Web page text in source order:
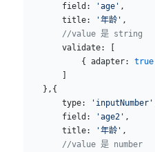
        field:
'age' ,
        title:
'年龄' ,
        //value 是 string
        validate: [
            { adapter:
true
        ]
    },{
        type:
'inputNumber'
        field:
'age2' ,
        title:
'年龄' ,
        //value 是 number